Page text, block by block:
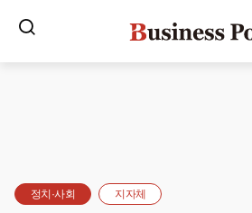
정치·사회 지자체